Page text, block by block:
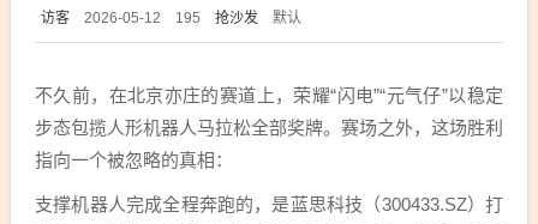
访客 2026-05-12 195 抢沙发 默认
不久前，在北京亦庄的赛道上，荣耀“闪电”“元气仔”以稳定
步态包揽人形机器人马拉松全部奖牌。赛场之外，这场胜利
指向一个被忽略的真相：
支撑机器人完成全程奔跑的，是蓝思科技（300433.SZ）打